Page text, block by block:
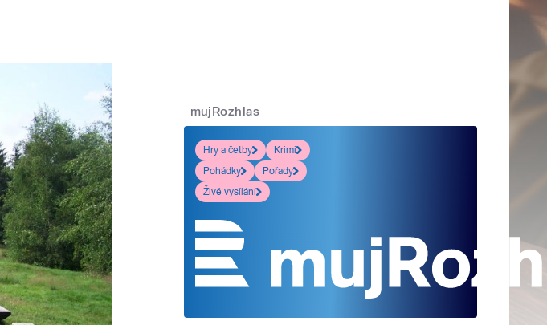
mujRozhlas
Hry a četby
Krimi
Pohádky
Pořady
Živé vysílání